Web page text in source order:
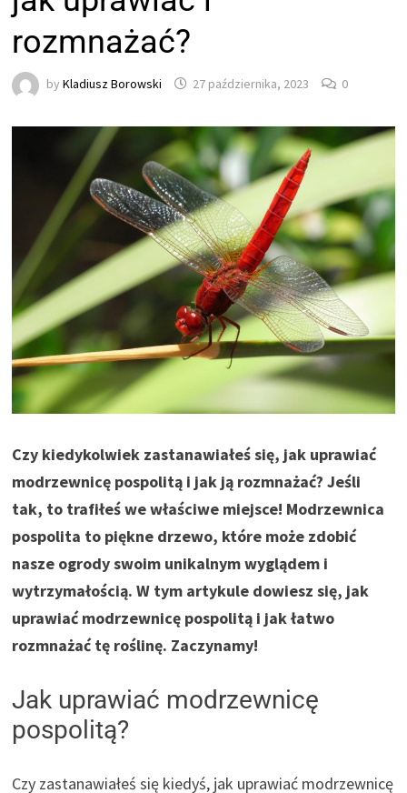
rozmnażać?
byKladiusz Borowski 27 października, 2023 0
Czy kiedykolwiek zastanawiałeś się, jak uprawiać
modrzewnicę pospolitą i jak ją rozmnażać? Jeśli
tak, to trafiłeś we właściwe miejsce! Modrzewnica
pospolita to piękne drzewo, które może zdobić
nasze ogrody swoim unikalnym wyglądem i
wytrzymałością. W tym artykule dowiesz się, jak
uprawiać modrzewnicę pospolitą i jak łatwo
rozmnażać tę roślinę. Zaczynamy!
Jak uprawiać modrzewnicę
pospolitą?
Czy zastanawiałeś się kiedyś, jak uprawiać modrzewnicę